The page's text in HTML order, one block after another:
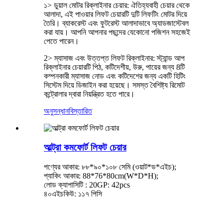
১> ডুয়াল মোটর রিক্লাইনার চেয়ার: ঐতিহ্যবাহী চেয়ার থেকে
আলাদা, এই পাওয়ার লিফট চেয়ারটি দুটি লিফটিং মোটর দিয়ে
তৈরি। ব্যাকরেস্ট এবং ফুটরেস্ট আলাদাভাবে অ্যাডজাস্টেবল
করা যায়। আপনি আপনার পছন্দের যেকোনো পজিশন সহজেই
পেতে পারেন।
2> ম্যাসাজ এবং উত্তপ্ত লিফট রিক্লাইনার: স্ট্যান্ড আপ
রিক্লাইনার চেয়ারটি পিঠ, কটিদেশীয়, উরু, পায়ের জন্য 8টি
কম্পনকারী ম্যাসাজ নোড এবং কটিদেশের জন্য একটি হিটিং
সিস্টেম দিয়ে ডিজাইন করা হয়েছে। সমস্ত বৈশিষ্ট্য রিমোট
কন্ট্রোলার দ্বারা নিয়ন্ত্রিত হতে পারে।
অনুসন্ধানবিস্তারিত
আল্ট্রা কমফোর্ট লিফট চেয়ার
পণ্যের আকার: ৮৮*৯০*১০৮ সেমি (ওয়াট*ড*এইচ);
প্যাকিং আকার: 88*76*80cm(W*D*H);
লোড ক্যাপাসিটি : 20GP: 42pcs
৪০এইচকিউ: ১১৭ পিসি